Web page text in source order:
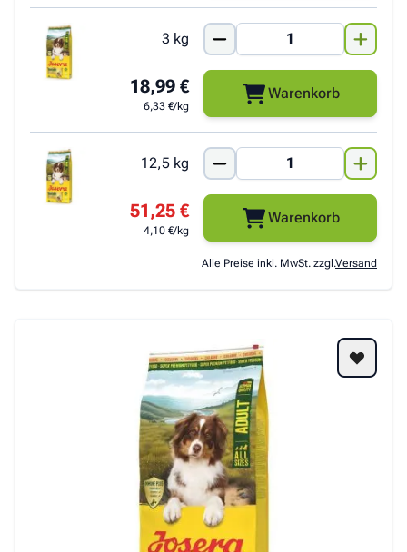
3 kg
18,99 €
6,33 €/kg
Warenkorb
12,5 kg
51,25 €
4,10 €/kg
Warenkorb
Alle Preise inkl. MwSt. zzgl.Versand